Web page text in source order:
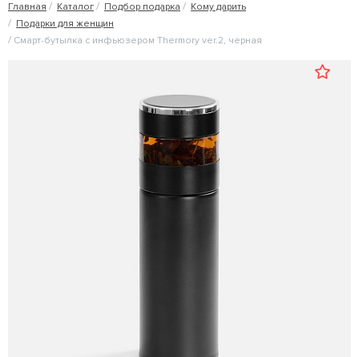
Главная Каталог Подбор подарка
Кому дарить
Подарки для женщин
Смарт-бутылка с инфьюзером Thermory ver.2, черная